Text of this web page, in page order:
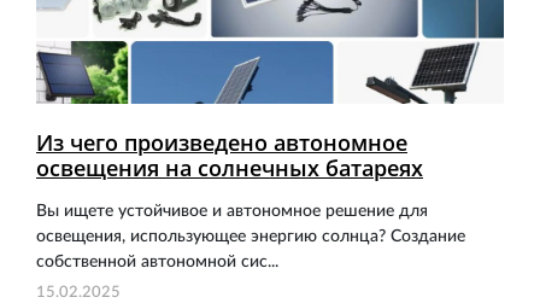
Из чего произведено автономное
освещения на солнечных батареях
Вы ищете устойчивое и автономное решение для
освещения, использующее энергию солнца? Создание
собственной автономной сис...
15.02.2025